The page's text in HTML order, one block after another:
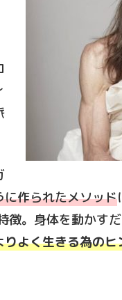
作られたメソッド
徴。身体を動かす
りよく生きる為の